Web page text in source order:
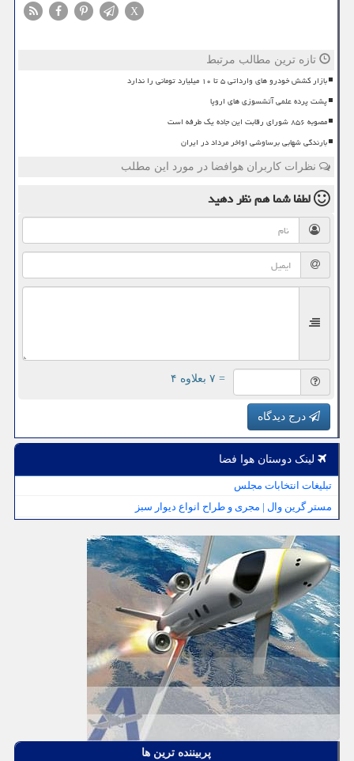
X
تازه ترین مطالب مرتبط
بازار کشش خودرو های وارداتی ۵ تا ۱۰ میلیارد تومانی را ندارد
پشت پرده علمی آتشسوزی های اروپا
مصوبه ۸۵۶ شورای رقابت این جاده یک طرفه است
بارندگی شهابی برساوشی اواخر مرداد در ایران
نظرات کاربران هوافضا در مورد این مطلب
لطفا شما همنظر دهید
= ۷ بعلاوه ۴
درج دیدگاه
لینک دوستان هوا فضا
تبلیغات انتخابات مجلس
مستر گرین وال | مجری و طراح انواع دیوار سبز
پربیننده ترین ها